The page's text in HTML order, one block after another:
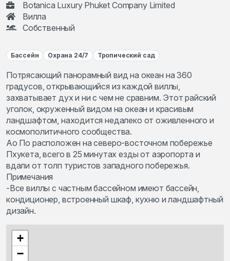
Botanica Luxury Phuket Company Limited
Вилла
Собственный
Бассейн Охрана 24/7 Тропический сад
Потрясающий панорамный вид на океан на 360
градусов, открывающийся из каждой виллы,
захватывает дух и ни с чем не сравним. Этот райский
уголок, окруженный видом на океан и красивым
ландшафтом, находится недалеко от оживленного и
космополитичного сообщества.
Ао По расположен на северо-восточном побережье
Пхукета, всего в 25 минутах езды от аэропорта и
вдали от толп туристов западного побережья.
Примечания
-Все виллы с частным бассейном имеют бассейн,
кондиционер, встроенный шкаф, кухню и ландшафтный
дизайн.
+
−